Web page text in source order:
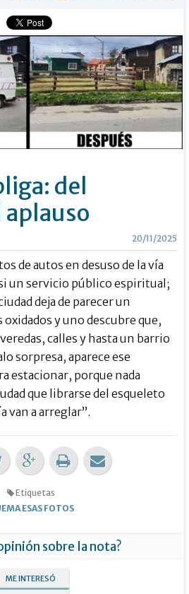
del
aplauso
20/11/2025
de autos en desuso de la vía
un servicio público espiritual;
deja de parecer un
y uno descubre que,
calles y hasta un barrio
sorpresa, aparece ese
estacionar, porque nada
que librarse del esqueleto
van a arreglar”.
Etiquetas
ESAS FOTOS
sobre la nota?
ME INTERESÓ